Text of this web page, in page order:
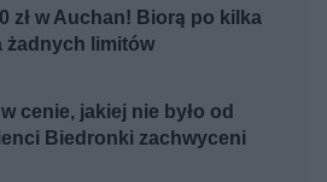
zł w Auchan! Biorą po kilka
żadnych limitów
cenie, jakiej nie było od
Biedronki zachwyceni